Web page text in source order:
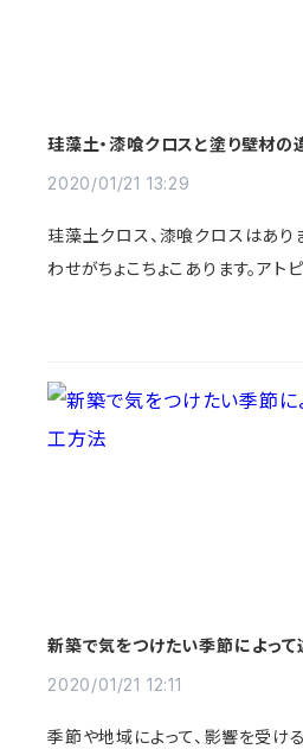
珪藻土・漆喰クロスと塗り壁材の
2020/01/21 13:29
珪藻土クロス、漆喰クロスはあり
わせがちょこちょこあります。アト
新築で気をつけたい季節によっ
2020/01/21 12:11
季節や地域によって、影響を受け